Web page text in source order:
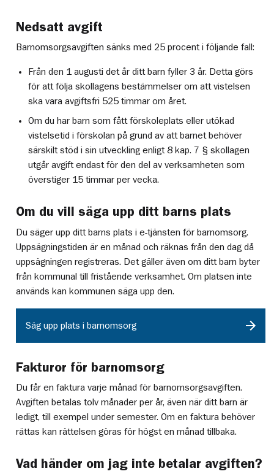
Nedsatt avgift
Barnomsorgsavgiften sänks med 25 procent i följande fall:
Från den 1 augusti det år ditt barn fyller 3 år. Detta görs
för att följa skollagens bestämmelser om att vistelsen
ska vara avgiftsfri 525 timmar om året.
Om du har barn som fått förskoleplats eller utökad
vistelsetid i förskolan på grund av att barnet behöver
särskilt stöd i sin utveckling enligt 8 kap. 7 § skollagen
utgår avgift endast för den del av verksamheten som
överstiger 15 timmar per vecka.
Om du vill säga upp ditt barns plats
Du säger upp ditt barns plats i e-tjänsten för barnomsorg.
Uppsägningstiden är en månad och räknas från den dag då
uppsägningen registreras. Det gäller även om ditt barn byter
från kommunal till fristående verksamhet. Om platsen inte
används kan kommunen säga upp den.
Säg upp plats i barnomsorg
Fakturor för barnomsorg
Du får en faktura varje månad för barnomsorgsavgiften.
Avgiften betalas tolv månader per år, även när ditt barn är
ledigt, till exempel under semester. Om en faktura behöver
rättas kan rättelsen göras för högst en månad tillbaka.
Vad händer om jag inte betalar avgiften?